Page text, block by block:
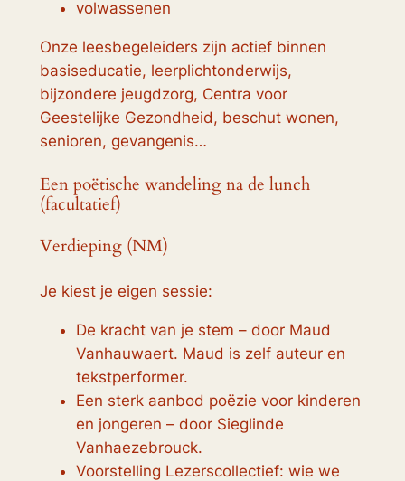
volwassenen
Onze leesbegeleiders zijn actief binnen
basiseducatie, leerplichtonderwijs,
bijzondere jeugdzorg, Centra voor
Geestelijke Gezondheid, beschut wonen,
senioren, gevangenis…
Een poëtische wandeling na de lunch
(facultatief)
Verdieping (NM)
Je kiest je eigen sessie:
De kracht van je stem – door Maud
Vanhauwaert. Maud is zelf auteur en
tekstperformer.
Een sterk aanbod poëzie voor kinderen
en jongeren – door Sieglinde
Vanhaezebrouck.
Voorstelling Lezerscollectief: wie we